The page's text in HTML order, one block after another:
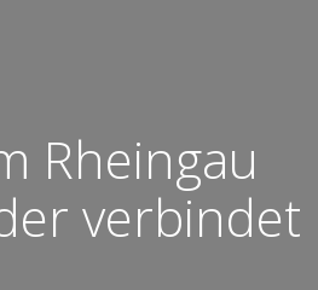
Rheingau
verbindet